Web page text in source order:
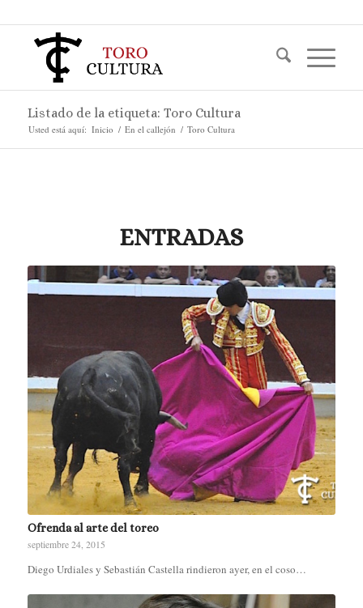
Listado de la etiqueta: Toro Cultura
Usted está aquí: Inicio / En el callejón / Toro Cultura
ENTRADAS
Ofrenda al arte del toreo
septiembre 24, 2015
Diego Urdiales y Sebastián Castella rindieron ayer, en el coso…